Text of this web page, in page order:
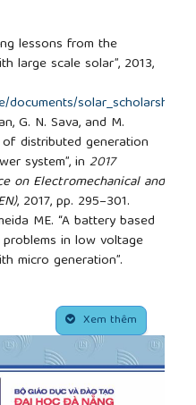
lessons from the
large scale solar”, 2013,
documents/
G. N. Sava, and M.
of distributed generation
system”, in 2017
on Electromechanical and
, 2017, pp. 295–301.
ME. “A battery based
in low voltage
micro generation”.
Hildrum, R. “Operation
for Wind Power
”. International Journal of
Systems. 2003, 25, 599–
Xem thêm